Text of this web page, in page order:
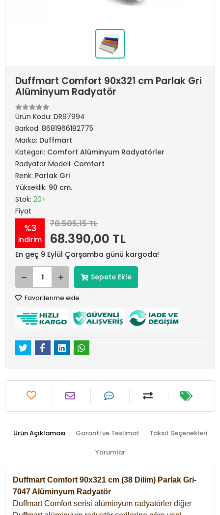
Duffmart Comfort 90x321 cm Parlak Gri
Alüminyum Radyatör
Ürün Kodu: DR97994
Barkod: 8681966182775
Marka: Duffmart
Kategori: Comfort Alüminyum Radyatörler
Radyatör Modeli: Comfort
Renk: Parlak Gri
Yükseklik: 90 cm.
Stok: 20+
Fiyat
%3
indirim
70.505,15 TL
68.390,00 TL
En geç 9 Eylül Çarşamba günü kargoda!
Sepete Ekle
Favorilerime ekle
Ürün Açıklaması Garanti ve Teslimat Taksit Seçenekleri
Yorumlar
Duffmart Comfort 90x321 cm (38 Dilim) Parlak Gri-
7047 Alüminyum Radyatör
Duffmart Comfort serisi alüminyum radyatörler diğer